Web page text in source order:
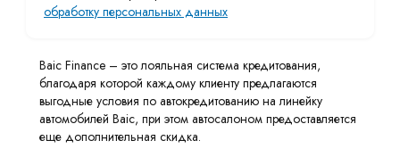
обработку персональных данных
Baic Finance – это лояльная система кредитования,
благодаря которой каждому клиенту предлагаются
выгодные условия по автокредитованию на линейку
автомобилей Baic, при этом автосалоном предоставляется
еще дополнительная скидка.